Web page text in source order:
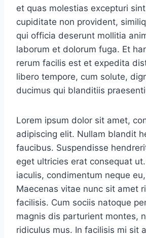
et quas molestias excepturi
cupiditate non provident,
qui officia deserunt mollitia
laborum et dolorum fuga. Et
rerum facilis est et expedita
libero tempore, cum solute,
ducimus qui blanditiis
Lorem ipsum dolor sit amet,
adipiscing elit. Nullam blandit
faucibus. Suspendisse
eget ultricies erat consequat
iaculis, condimentum neque
Maecenas vitae nunc sit amet
facilisis. Cum sociis natoque
magnis dis parturient montes,
ridiculus mus. In facilisis mi sit